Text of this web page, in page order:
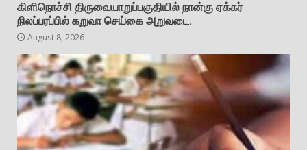
கிளிநொச்சி திருவையாறுப்பகுதியில் நான்கு ஏக்கர்
நிலப்பரப்பில் கறுவா செய்கை அறுவடை.
August 8, 2026